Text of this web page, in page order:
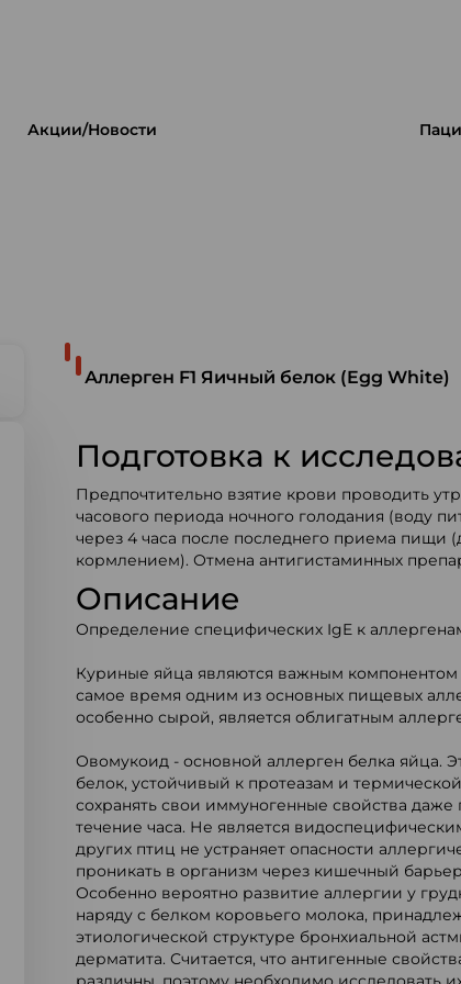
Акции/Новости
Аллерген F1 Яичный белок (Egg White)
Подготовка к
Предпочтительно взятие крови проводить
часового периода ночного голодания (воду
через 4 часа после последнего приема пищи
кормлением). Отмена антигистаминных
Описание
Определение специфических IgE к
Куриные яйца являются важным
самое время одним из основных пищевых
особенно сырой, является облигатным
Овомукоид - основной аллерген белка яйца.
белок, устойчивый к протеазам и
сохранять свои иммуногенные свойства даже
течение часа. Не является
других птиц не устраняет опасности
проникать в организм через кишечный
Особенно вероятно развитие аллергии у
наряду с белком коровьего молока,
этиологической структуре бронхиальной
дерматита. Считается, что антигенные